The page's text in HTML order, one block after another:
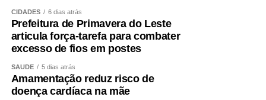
CIDADES 6 dias atrás
Prefeitura de Primavera do Leste
articula força-tarefa para combater
excesso de fios em postes
SAÚDE 5 dias atrás
Amamentação reduz risco de
doença cardíaca na mãe